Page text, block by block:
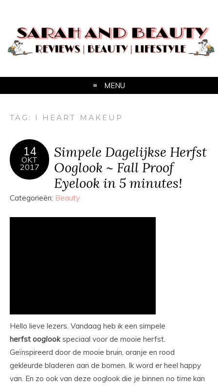
MENU
TAG: I HEART MAKEUP
14
OKT
2017
Simpele Dagelijkse Herfst
Ooglook ~ Fall Proof
Eyelook in 5 minutes!
Categorieën: Beauty
Hello lieve lezers. Vandaag heb ik een simpele
herfst ooglookspeciaal voor de mooie herfst.
Geïnspireerd door de mooie bruin, oranje en rood
gekleurde bladeren aan de bomen. Ik word er heel happy
van. En zo ook van deze ooglook die je binnen no time kan